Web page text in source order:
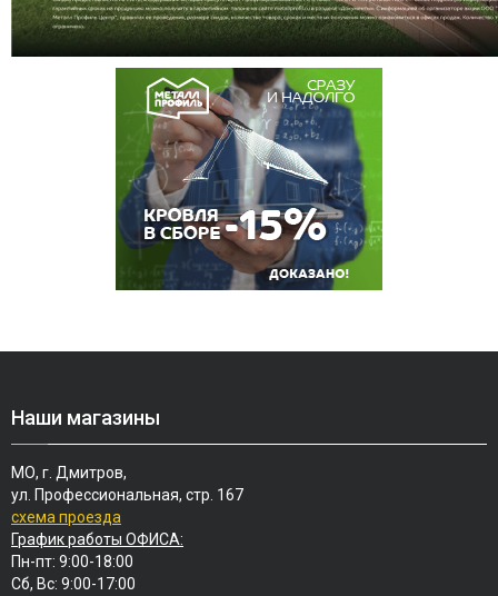
Наши магазины
МО, г. Дмитров,
ул. Профессиональная, стр. 167
схема проезда
График работы ОФИСА:
Пн-пт: 9:00-18:00
Сб, Вс: 9:00-17:00